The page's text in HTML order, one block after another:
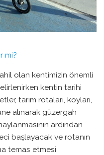
mi?
olan kentimizin önemli
kentin tarihi
tarım rotaları, koyları,
alınarak güzergah
ardından
başlayacak ve rotanın
temas etmesi